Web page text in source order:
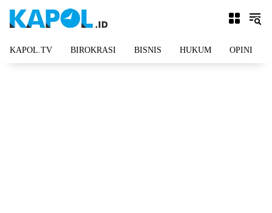
KAPOL.TV BIROKRASI BISNIS HUKUM OPINI